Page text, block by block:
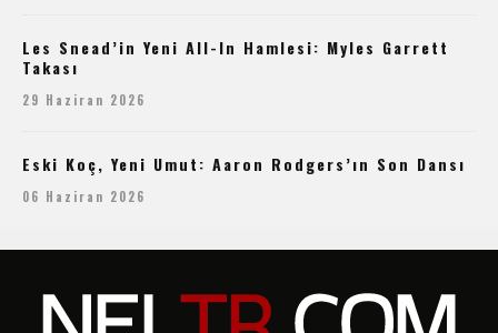
Les Snead’in Yeni All-In Hamlesi: Myles Garrett
Takası
29 Haziran 2026
Eski Koç, Yeni Umut: Aaron Rodgers’ın Son Dansı
06 Haziran 2026